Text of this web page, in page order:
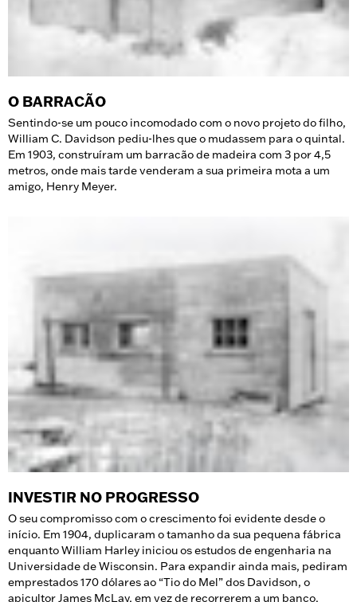
O BARRACÃO
Sentindo-se um pouco incomodado com o novo projeto do filho,
William C. Davidson pediu-lhes que o mudassem para o quintal.
Em 1903, construíram um barracão de madeira com 3 por 4,5
metros, onde mais tarde venderam a sua primeira mota a um
amigo, Henry Meyer.
INVESTIR NO PROGRESSO
O seu compromisso com o crescimento foi evidente desde o
início. Em 1904, duplicaram o tamanho da sua pequena fábrica
enquanto William Harley iniciou os estudos de engenharia na
Universidade de Wisconsin. Para expandir ainda mais, pediram
emprestados 170 dólares ao “Tio do Mel” dos Davidson, o
apicultor James McLay, em vez de recorrerem a um banco.